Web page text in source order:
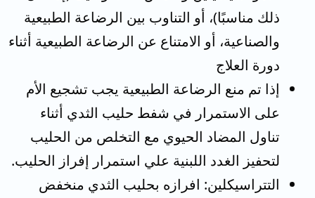
ذلك مناسبًا)، أو التناوب بين الرضاعة الطبيعية
والصناعية، أو الامتناع عن الرضاعة الطبيعية أثناء
دورة العلاج
إذا تم منع الرضاعة الطبيعية يجب تشجيع الأم
على الاستمرار في شفط حليب الثدي أثناء
تناول المضاد الحيوي مع التخلص من الحليب
لتحفيز الغدد اللبنية علي استمرار إفراز الحليب.
التتراسيكلين: افرازه بحليب الثدي منخفض